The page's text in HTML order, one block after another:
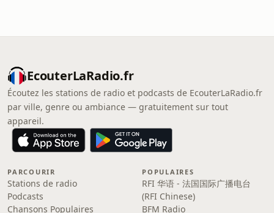
EcouterLaRadio.fr
Écoutez les stations de radio et podcasts de EcouterLaRadio.fr
par ville, genre ou ambiance — gratuitement sur tout
appareil.
PARCOURIR
Stations de radio
Podcasts
Chansons Populaires
POPULAIRES
RFI 华语 - 法国国际广播电台
(RFI Chinese)
BFM Radio